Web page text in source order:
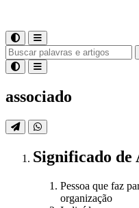
associado
Significado de
Pessoa que faz
organização